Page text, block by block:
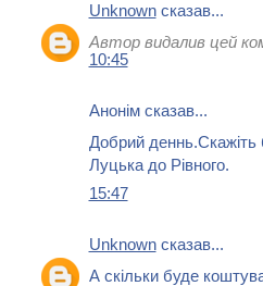
Unknownсказав...
Автор видалив цей
10:45
Анонім сказав...
Добрий деннь.Скажіть
Луцька до Рівного.
15:47
Unknownсказав...
А скільки буде